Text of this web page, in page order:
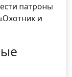
патроны
и